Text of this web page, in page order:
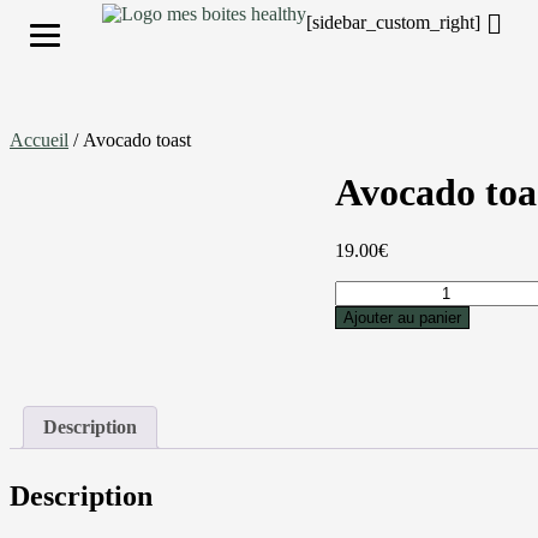
[sidebar_custom_right]
Accueil / Avocado toast
Avocado
19.00€
Ajouter au panier
Description
Description